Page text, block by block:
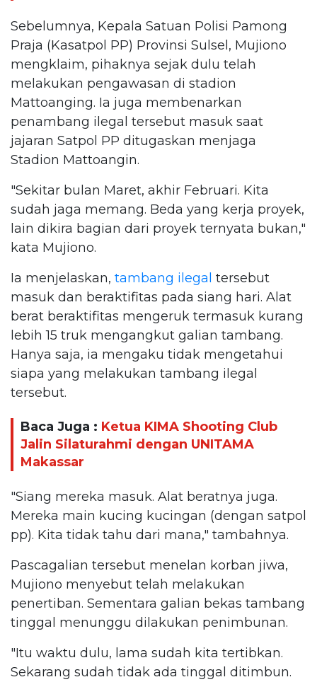
Sebelumnya, Kepala Satuan Polisi Pamong
Praja (Kasatpol PP) Provinsi Sulsel, Mujiono
mengklaim, pihaknya sejak dulu telah
melakukan pengawasan di stadion
Mattoanging. Ia juga membenarkan
penambang ilegal tersebut masuk saat
jajaran Satpol PP ditugaskan menjaga
Stadion Mattoangin.
"Sekitar bulan Maret, akhir Februari. Kita
sudah jaga memang. Beda yang kerja proyek,
lain dikira bagian dari proyek ternyata bukan,"
kata Mujiono.
Ia menjelaskan, tambang ilegal tersebut
masuk dan beraktifitas pada siang hari. Alat
berat beraktifitas mengeruk termasuk kurang
lebih 15 truk mengangkut galian tambang.
Hanya saja, ia mengaku tidak mengetahui
siapa yang melakukan tambang ilegal
tersebut.
Baca Juga : Ketua KIMA Shooting Club
Jalin Silaturahmi dengan UNITAMA
Makassar
"Siang mereka masuk. Alat beratnya juga.
Mereka main kucing kucingan (dengan satpol
pp). Kita tidak tahu dari mana," tambahnya.
Pascagalian tersebut menelan korban jiwa,
Mujiono menyebut telah melakukan
penertiban. Sementara galian bekas tambang
tinggal menunggu dilakukan penimbunan.
"Itu waktu dulu, lama sudah kita tertibkan.
Sekarang sudah tidak ada tinggal ditimbun.